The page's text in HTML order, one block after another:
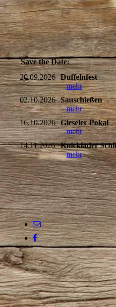
Save the Date:
20.09.2026 Duffelnfest
mehr
02.10.2026 Sauschießen
mehr
16.10.2026 Gieseler Pokal
mehr
14.11.2026
Knicklader
mehr